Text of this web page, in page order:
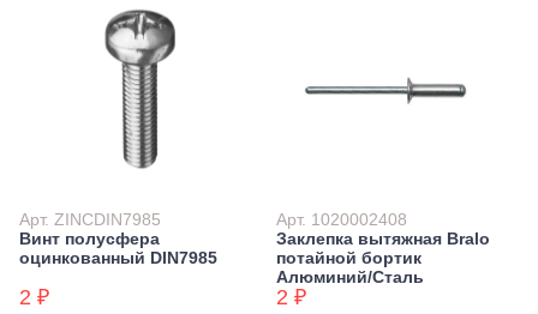
Арт. ZINCDIN7985
Винт полусфера
оцинкованный DIN7985
2 ₽
Арт. 1020002408
Заклепка вытяжная Bralo
потайной бортик
Алюминий/Сталь
2 ₽